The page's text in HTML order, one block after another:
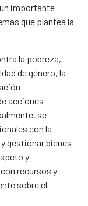
importante
que plantea la
la pobreza,
de género, la
acciones
se
con la
gestionar bienes
y
recursos y
sobre el